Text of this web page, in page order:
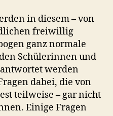
in diesem – von
freiwillig
ganz normale
Schülerinnen und
werden
dabei, die von
teilweise – gar nicht
Einige Fragen